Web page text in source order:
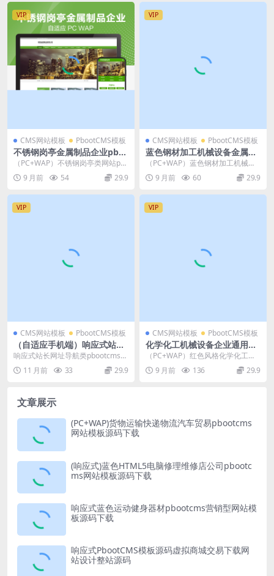
VIP
CMS网站模板 PbootCMS模板
不锈钢岗亭金属制品企业pbo
otcms模板网站源码下载
（PC+WAP）不锈钢岗亭类网站pb
ootcms模板 金属制品企业网站源码
下载 ...
9 月前 54 29.9
VIP
CMS网站模板 PbootCMS模板
蓝色钢材加工机械设备金属机
械网站源码模板下载
（PC+WAP）蓝色钢材加工机械设
备金属机械pbootcms网站模板源码
pbo...9 月前 60 29.9
VIP
CMS网站模板 PbootCMS模板
（自适应手机端）响应式站长
网址导航类pbootcms网站模
板 html5导航网站源码下载
响应式站长网址导航类pbootcms网
站模板 html5导航网站源码下载 pb
o... 11 月前 33 29.9
VIP
CMS网站模板 PbootCMS模板
化学化工机械设备企业通用pb
ootcms网站模板源码下载
（PC+WAP）红色风格化学化工机
械设备网站模板 企业通用网站源码
下载 pboo...
9 月前 136 29.9
文章展示
(PC+WAP)货物运输快递物流汽车贸易pbootcms
网站模板源码下载
(响应式)蓝色HTML5电脑修理维修店公司pbootc
ms网站模板源码下载
响应式蓝色运动健身器材pbootcms营销型网站模
板源码下载
响应式PbootCMS模板源码虚拟商城交易下载网
站设计整站源码